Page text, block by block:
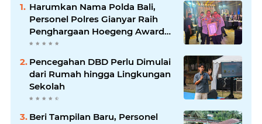
Harumkan Nama Polda Bali,
Personel Polres Gianyar Raih
Penghargaan Hoegeng Awards
2026
Pencegahan DBD Perlu Dimulai
dari Rumah hingga Lingkungan
Sekolah
Beri Tampilan Baru, Personel